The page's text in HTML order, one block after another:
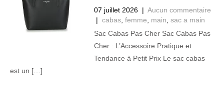
07 juillet 2026 | Aucun commentaire
| cabas, femme main sac a main
Sac Cabas Pas Cher Sac Cabas Pas
Cher : L’Accessoire Pratique et
Tendance à Petit Prix Le sac cabas
est un […]